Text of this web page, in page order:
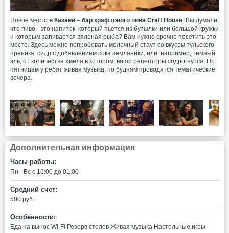
Новое место в Казани – бар крафтового пива Craft House. Вы думали,
что пиво - это напиток, который пьется из бутылки или большой кружки
и которым запивается вяленая рыба? Вам нужно срочно посетить это
место. Здесь можно попробовать молочный стаут со вкусом тульского
пряника, сидр с добавлением сока земляники, или, например, темный
эль, от количества хмеля в котором, ваши рецепторы содрогнутся. По
пятницам у ребят живая музыка, по будням проводятся тематические
вечера.
Дополнительная информация
Часы работы:
Пн - Вс c 16:00 до 01:00
Средний счет:
500 руб.
Особенности:
Еда на вынос Wi-Fi Резерв столов Живая музыка Настольные игры